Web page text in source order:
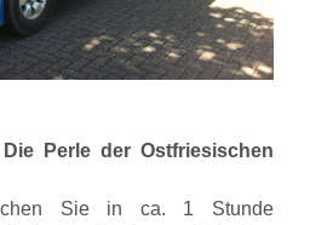
Perle der Ostfriesischen
Sie in ca. 1 Stunde